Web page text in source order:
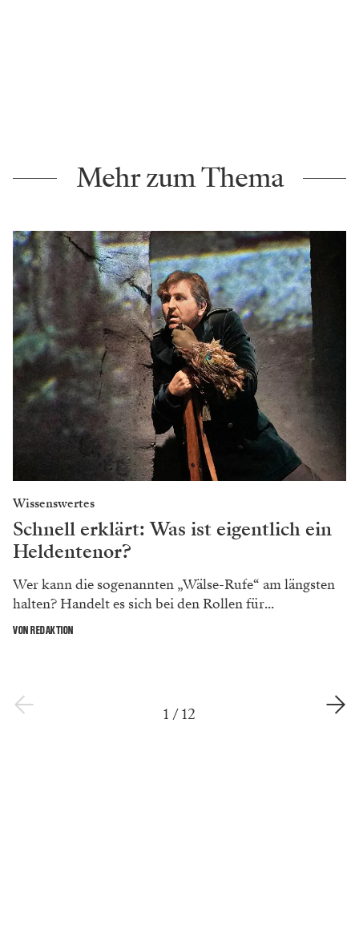
Mehr zum Thema
Wissenswertes
Schnell erklärt: Was ist eigentlich ein
Heldentenor?
Wer kann die sogenannten „Wälse-Rufe“ am längsten
halten? Handelt es sich bei den Rollen für...
VON REDAKTION
1 /12